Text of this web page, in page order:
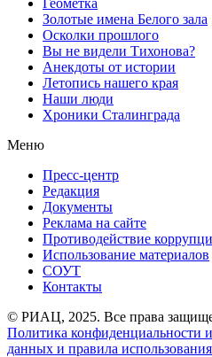
Золотые имена Белого зала
Осколки прошлого
Вы не видели Тихонова?
Анекдоты от истории
Летопись нашего края
Наши люди
Хроники Сталинграда
Меню
Пресс-центр
Редакция
Документы
Реклама на сайте
Противодействие
Использование материалов
СОУТ
Контакты
© РИАЦ, 2025. Все права
Политика конфиденциальности
данных и правила использования